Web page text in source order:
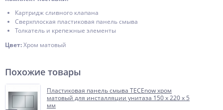
Картридж сливного клапана
Сверхплоская пластиковая панель смыва
Толкатель и крепежные элементы
Цвет:Хром матовый
Похожие товары
Пластиковая панель смыва TECEnow хром
матовый для инсталляции унитаза 150 x 220 x 5
мм